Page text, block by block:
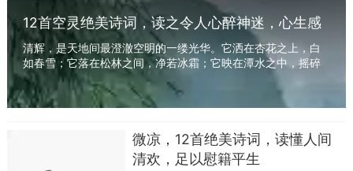
11. 劝君更尽一杯酒，西出阳关无故人。——王
12首空灵绝美诗词，读之令人心醉神迷，心生感
怀
清辉，是天地间最澄澈空明的一缕光华。它洒在杏花之上，白
如春雪；它落在松林之间，净若冰霜；它映在潭水之中，摇碎
万顷波光。古之诗人，最爱在这月白风清之夜，...
微凉，12首绝美诗词，读懂人间
清欢，足以慰籍平生